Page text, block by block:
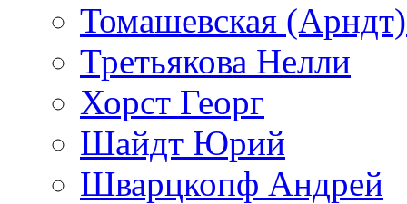
Томашевская
Третьякова Нелли
Хорст Георг
Шайдт Юрий
Шварцкопф Андрей